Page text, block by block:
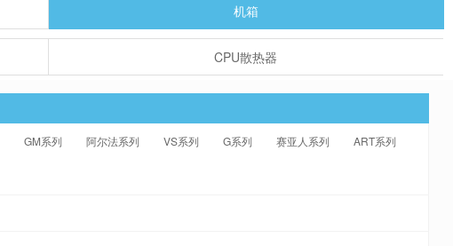
机箱
CPU散热器
GM系列 阿尔法系列 VS系列 G系列 赛亚人系列 ART系列